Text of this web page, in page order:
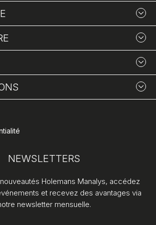
NEWSLETTERS
Holemans Manalys, accédez
et recevez des avantages via
newsletter mensuelle.